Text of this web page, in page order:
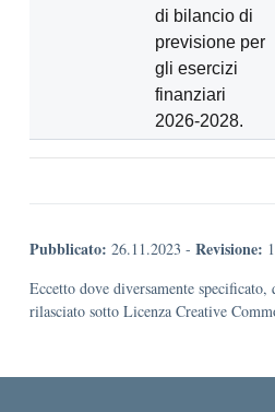
di bilancio di
previsione per
gli esercizi
finanziari
2026-2028.
Pubblicato: 26.11.2023 - Revisione:
Eccetto dove diversamente specificato,
rilasciato sotto Licenza Creative